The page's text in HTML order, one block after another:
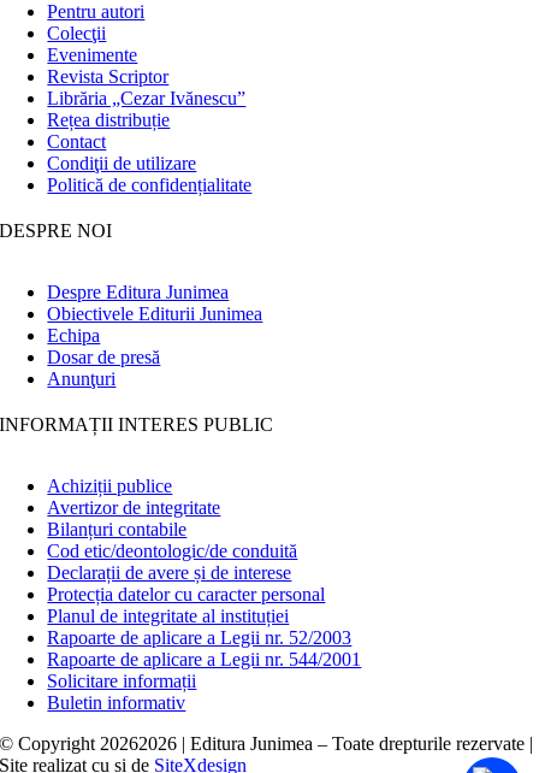
Pentru autori
Colecţii
Evenimente
Revista Scriptor
Librăria „Cezar Ivănescu”
Rețea distribuție
Contact
Condiţii de utilizare
Politică de confidențialitate
DESPRE NOI
Despre Editura Junimea
Obiectivele Editurii Junimea
Echipa
Dosar de presă
Anunţuri
INFORMAȚII INTERES PUBLIC
Achiziții publice
Avertizor de integritate
Bilanțuri contabile
Cod etic/deontologic/de conduită
Declarații de avere și de interese
Protecția datelor cu caracter personal
Planul de integritate al instituției
Rapoarte de aplicare a Legii nr. 52/2003
Rapoarte de aplicare a Legii nr. 544/2001
Solicitare informații
Buletin informativ
© Copyright 20262026 | Editura Junimea – Toate drepturile rezervate |
Site realizat cușide SiteXdesign